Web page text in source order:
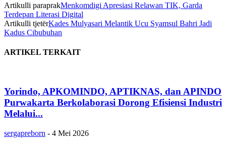
Artikulli paraprakMenkomdigi Apresiasi Relawan TIK, Garda
Terdepan Literasi Digital
Artikulli tjetërKades Mulyasari Melantik Ucu Syamsul Bahri Jadi
Kadus Cibubuhan
ARTIKEL TERKAIT
Yorindo, APKOMINDO, APTIKNAS, dan APINDO
Purwakarta Berkolaborasi Dorong Efisiensi Industri
Melalui...
sergapreborn - 4 Mei 2026